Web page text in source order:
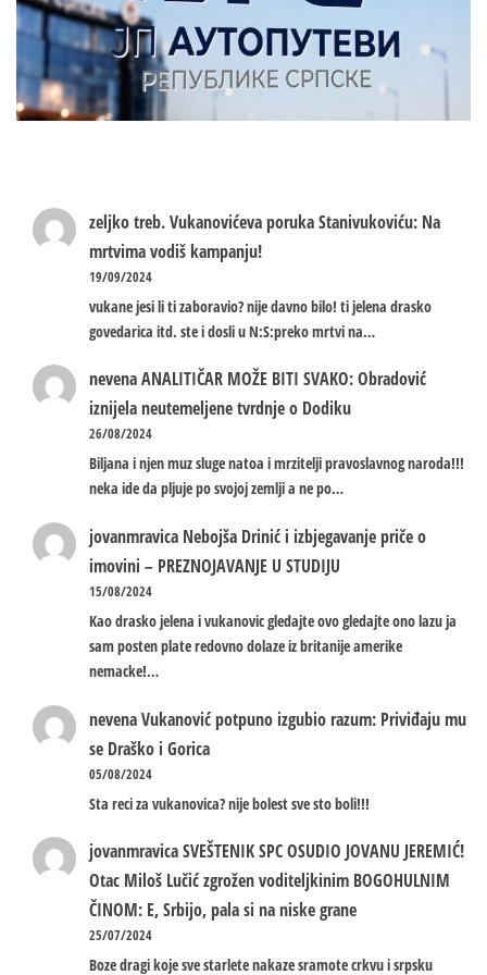
zeljko treb.Vukanovićeva poruka Stanivukoviću: Na
mrtvima vodiš kampanju!
19/09/2024
vukane jesi li ti zaboravio? nije davno bilo! ti jelena drasko
govedarica itd. ste i dosli u N:S:preko mrtvi na…
nevenaANALITIČAR MOŽE BITI SVAKO: Obradović
iznijela neutemeljene tvrdnje o Dodiku
26/08/2024
Biljana i njen muz sluge natoa i mrzitelji pravoslavnog naroda!!!
neka ide da pljuje po svojoj zemlji a ne po…
jovanmravica Nebojša Drinić i izbjegavanje priče o
imovini – PREZNOJAVANJE U STUDIJU
15/08/2024
Kao drasko jelena i vukanovic gledajte ovo gledajte ono lazu ja
sam posten plate redovno dolaze iz britanije amerike
nemacke!…
nevenaVukanović potpuno izgubio razum: Priviđaju mu
se Draško i Gorica
05/08/2024
Sta reci za vukanovica? nije bolest sve sto boli!!!
jovanmravicaSVEŠTENIK SPC OSUDIO JOVANU JEREMIĆ!
Otac Miloš Lučić zgrožen voditeljkinim BOGOHULNIM
ČINOM: E, Srbijo, pala si na niske grane
25/07/2024
Boze dragi koje sve starlete nakaze sramote crkvu i srpsku